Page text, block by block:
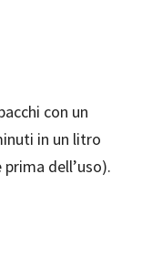
con un
in un litro
dell’uso).